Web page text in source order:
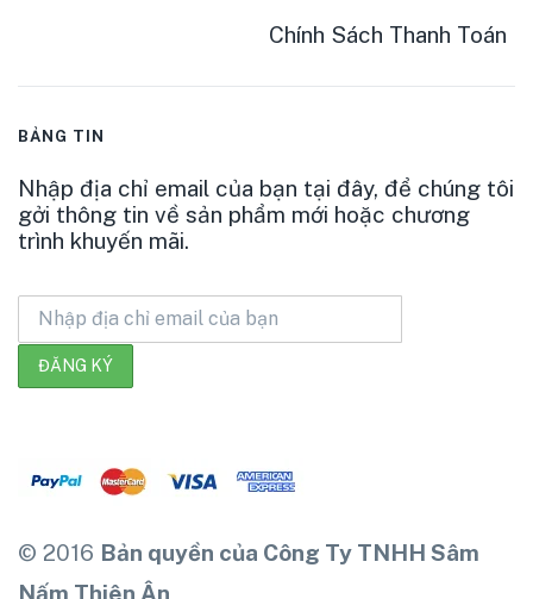
Chính Sách Thanh Toán
BẢNG TIN
Nhập địa chỉ email của bạn tại đây, để chúng tôi
gởi thông tin về sản phẩm mới hoặc chương
trình khuyến mãi.
© 2016 Bản quyền của Công Ty TNHH Sâm
Nấm Thiên Ân